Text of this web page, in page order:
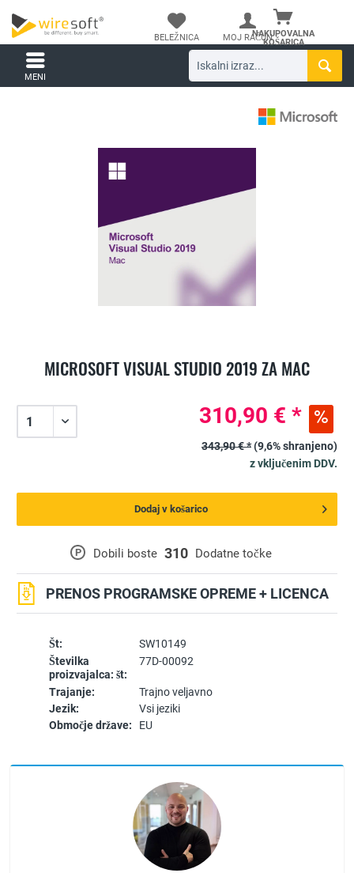
NAKUPOVALNA
KOŠARICA
BELEŽNICA MOJ RAČUN
MENI
MICROSOFT VISUAL STUDIO 2019 ZA MAC
Št:
SW10149
Številka
proizvajalca: št:
77D-00092
Trajanje:
Trajno veljavno
Jezik:
Vsi jeziki
Območje države:
EU
P Dobili boste 310 Dodatne točke
PRENOS PROGRAMSKE OPREME + LICENCA
310,90 € *
343,90 € *(9,6% shranjeno)
z vključenim DDV.
Dodaj v košarico